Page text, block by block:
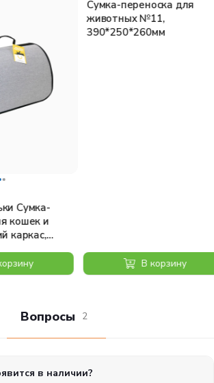
и
см,
В корзину
Вопросы и
2
в наличии?